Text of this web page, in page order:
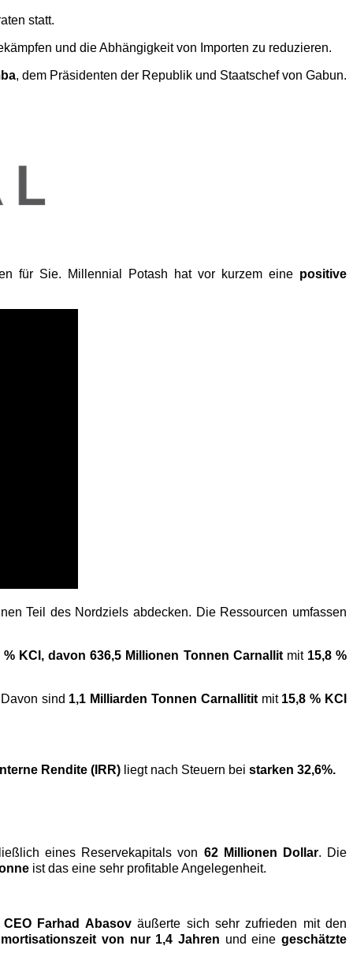
statt.
und die Abhängigkeit von Importen zu reduzieren.
, dem Präsidenten der Republik und Staatschef von Gabun.
für Sie. Millennial Potash hat vor kurzem eine positive
Teil des Nordziels abdecken. Die Ressourcen umfassen
% KCl, davon 636,5 Millionen Tonnen Carnallitmit 15,8 %
Davon sind 1,1 Milliarden Tonnen Carnallititmit 15,8 % KCl
Rendite (IRR) liegt nach Steuern bei starken 32,6%.
eines Reservekapitals von 62 Millionen Dollar. Die
ist das eine sehr profitable Angelegenheit.
CEO Farhad Abasoväußerte sich sehr zufrieden mit den
von nur 1,4 Jahren und einegeschätzte